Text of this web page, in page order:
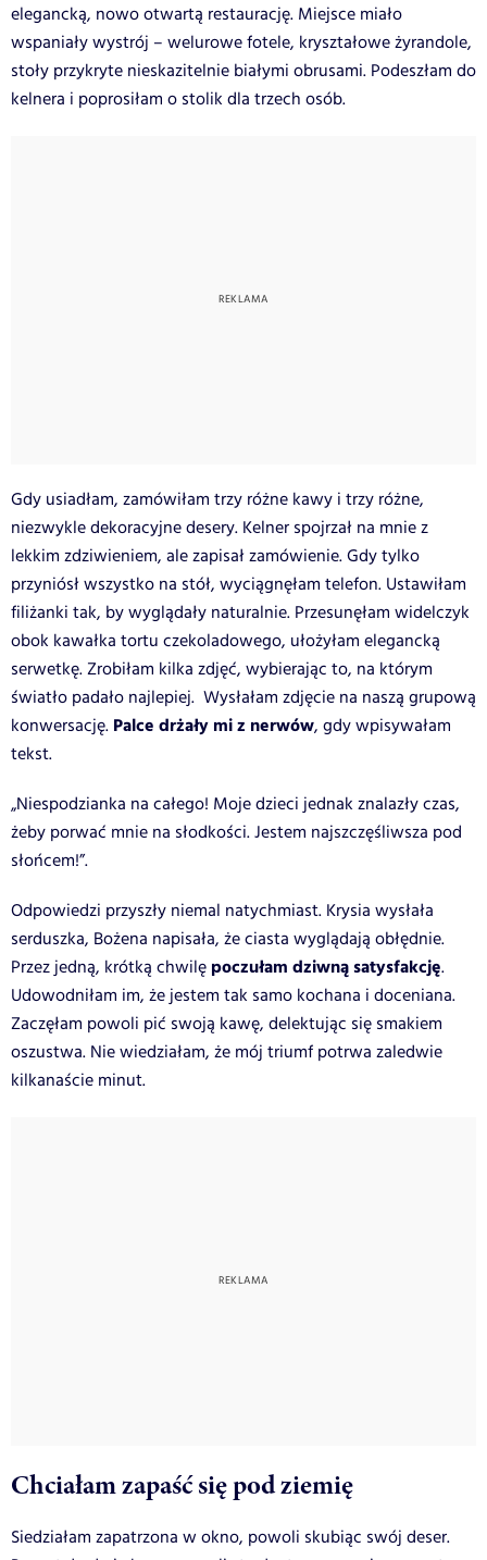
elegancką, nowo otwartą restaurację. Miejsce miało
wspaniały wystrój – welurowe fotele, kryształowe żyrandole,
stoły przykryte nieskazitelnie białymi obrusami. Podeszłam do
kelnera i poprosiłam o stolik dla trzech osób.
Gdy usiadłam, zamówiłam trzy różne kawy i trzy różne,
niezwykle dekoracyjne desery. Kelner spojrzał na mnie z
lekkim zdziwieniem, ale zapisał zamówienie. Gdy tylko
przyniósł wszystko na stół, wyciągnęłam telefon. Ustawiłam
filiżanki tak, by wyglądały naturalnie. Przesunęłam widelczyk
obok kawałka tortu czekoladowego, ułożyłam elegancką
serwetkę. Zrobiłam kilka zdjęć, wybierając to, na którym
światło padało najlepiej. Wysłałam zdjęcie na naszą grupową
konwersację. Palce drżały mi z nerwów, gdy wpisywałam
tekst.
„Niespodzianka na całego! Moje dzieci jednak znalazły czas,
żeby porwać mnie na słodkości. Jestem najszczęśliwsza pod
słońcem!”.
Odpowiedzi przyszły niemal natychmiast. Krysia wysłała
serduszka, Bożena napisała, że ciasta wyglądają obłędnie.
Przez jedną, krótką chwilę poczułam dziwną satysfakcję.
Udowodniłam im, że jestem tak samo kochana i doceniana.
Zaczęłam powoli pić swoją kawę, delektując się smakiem
oszustwa. Nie wiedziałam, że mój triumf potrwa zaledwie
kilkanaście minut.
Chciałam zapaść się pod ziemię
Siedziałam zapatrzona w okno, powoli skubiąc swój deser.